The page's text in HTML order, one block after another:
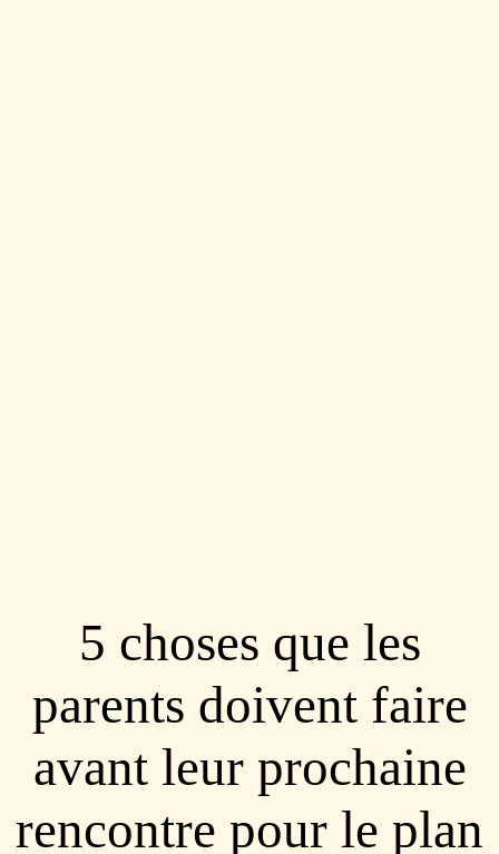
5 choses que les
parents doivent faire
avant leur prochaine
rencontre pour le plan